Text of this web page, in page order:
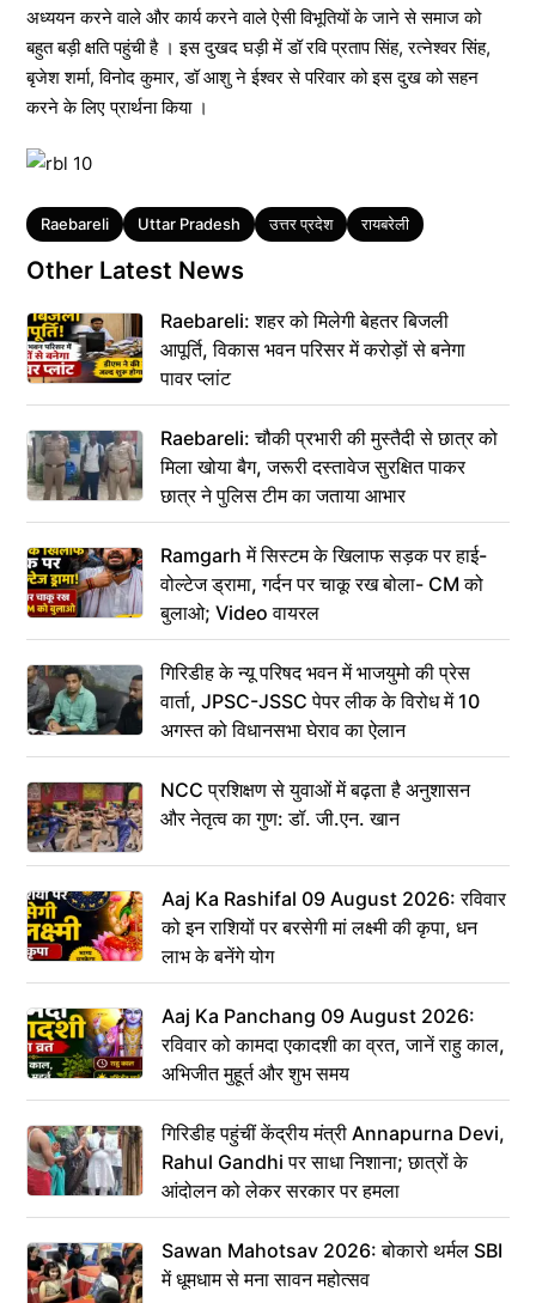
अध्ययन करने वाले और कार्य करने वाले ऐसी विभूतियों के जाने से समाज को
बहुत बड़ी क्षति पहुंची है । इस दुखद घड़ी में डॉ रवि प्रताप सिंह, रत्नेश्वर सिंह,
बृजेश शर्मा, विनोद कुमार, डॉ आशु ने ईश्वर से परिवार को इस दुख को सहन
करने के लिए प्रार्थना किया ।
Tags
Raebareli Uttar Pradesh उत्तर प्रदेश रायबरेली
Other Latest News
Raebareli: शहर को मिलेगी बेहतर बिजली
आपूर्ति, विकास भवन परिसर में करोड़ों से बनेगा
पावर प्लांट
Raebareli: चौकी प्रभारी की मुस्तैदी से छात्र को
मिला खोया बैग, जरूरी दस्तावेज सुरक्षित पाकर
छात्र ने पुलिस टीम का जताया आभार
Ramgarh में सिस्टम के खिलाफ सड़क पर हाई-
वोल्टेज ड्रामा, गर्दन पर चाकू रख बोला- CM को
बुलाओ; Video वायरल
गिरिडीह के न्यू परिषद भवन में भाजयुमो की प्रेस
वार्ता, JPSC-JSSC पेपर लीक के विरोध में 10
अगस्त को विधानसभा घेराव का ऐलान
NCC प्रशिक्षण से युवाओं में बढ़ता है अनुशासन
और नेतृत्व का गुण: डॉ. जी.एन. खान
Aaj Ka Rashifal 09 August 2026: रविवार
को इन राशियों पर बरसेगी मां लक्ष्मी की कृपा, धन
लाभ के बनेंगे योग
Aaj Ka Panchang 09 August 2026:
रविवार को कामदा एकादशी का व्रत, जानें राहु काल,
अभिजीत मुहूर्त और शुभ समय
गिरिडीह पहुंचीं केंद्रीय मंत्री Annapurna Devi,
Rahul Gandhi पर साधा निशाना; छात्रों के
आंदोलन को लेकर सरकार पर हमला
Sawan Mahotsav 2026: बोकारो थर्मल SBI
में धूमधाम से मना सावन महोत्सव